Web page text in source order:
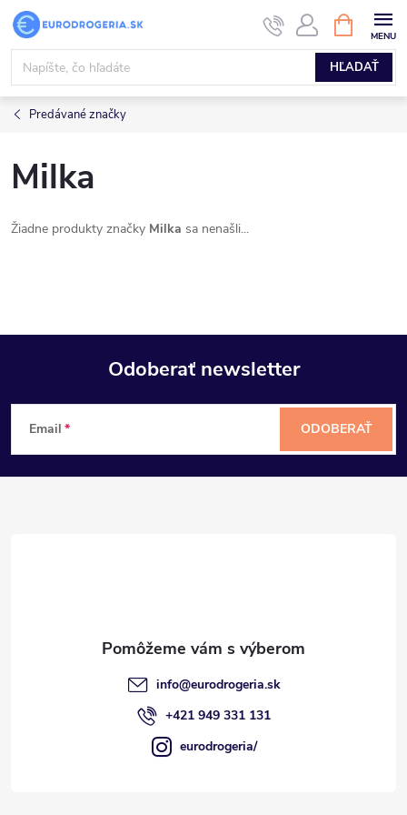
Prejsť
obsah
HĽADAŤ
KOŠÍK
Predávané značky
Milka
Žiadne produkty značky Milka sa nenašli...
Z
á
Odoberať newsletter
Email ODOBERAŤ
info@eurodrogeria.sk
+421 949 331 131
eurodrogeria/